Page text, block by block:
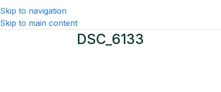
Skip to navigation
Skip to main content
DSC_6133